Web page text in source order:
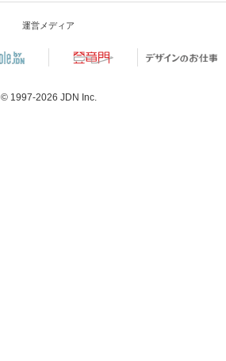
運営メディア
© 1997-2026 JDN Inc.